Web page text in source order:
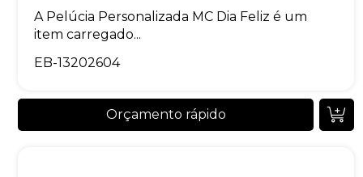
A Pelúcia Personalizada MC Dia Feliz é um
item carregado...
EB-13202604
Orçamento rápido